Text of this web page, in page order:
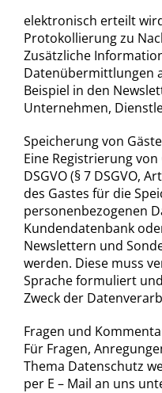
elektronisch erteilt
Protokollierung zu
Zusätzliche
Datenübermittlungen
Beispiel in den
Unternehmen,
Speicherung von
Eine Registrierung
DSGVO (§ 7 DSGVO,
des Gastes für die
personenbezogenen
Kundendatenbank
Newslettern und
werden. Diese muss
Sprache formuliert
Zweck der
Fragen und
Für Fragen,
Thema Datenschutz
per E – Mail an uns